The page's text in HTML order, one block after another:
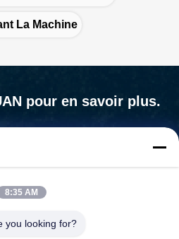
La Machine
pour en savoir plus.
votre Les besoins sont notre
rue Feiyun, ville de Ruian,
8:35 AM
you looking for?